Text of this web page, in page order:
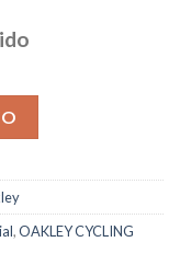
,OAKLEY CYCLING